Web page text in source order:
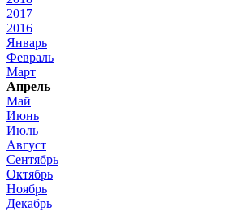
2017
2016
Январь
Февраль
Март
Апрель
Май
Июнь
Июль
Август
Сентябрь
Октябрь
Ноябрь
Декабрь